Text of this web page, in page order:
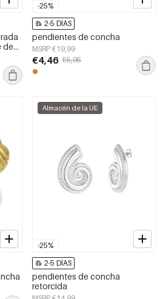
de
-25%
2-5 DÍAS
pendientes de concha
MSRP €19,99
€4,46 €5,95
-25%
Almacén de la UE
2-5 DÍAS
pendientes de concha
retorcida